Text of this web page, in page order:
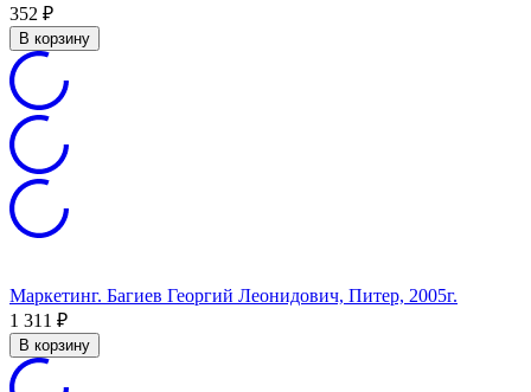
352 ₽
В корзину
Маркетинг. Багиев Георгий Леонидович, Питер, 2005г.
1 311 ₽
В корзину